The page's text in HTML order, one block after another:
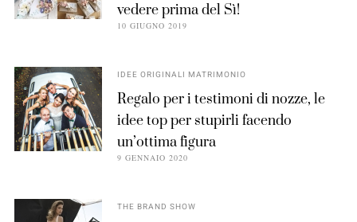
vedere prima del Sì!
10 GIUGNO 2019
IDEE ORIGINALI MATRIMONIO
Regalo per i testimoni di nozze, le
idee top per stupirli facendo
un’ottima figura
9 GENNAIO 2020
THE BRAND SHOW